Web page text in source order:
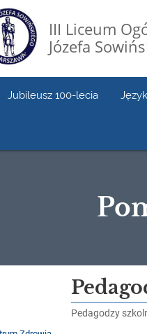
III Liceum
Józefa
Jubileusz 100-lecia
Pedagodzy